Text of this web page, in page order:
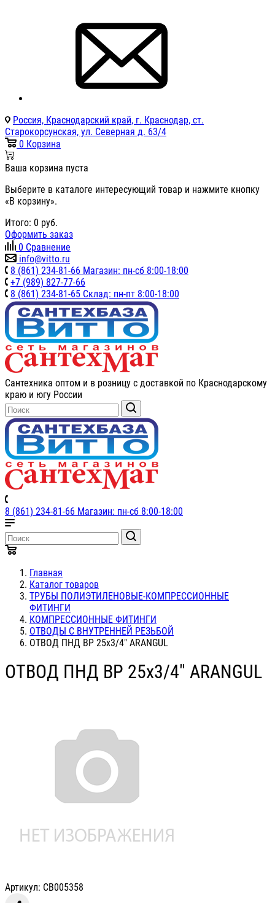
Россия, Краснодарский край, г. Краснодар, ст.
Старокорсунская, ул. Северная д. 63/4
0 Корзина
Ваша корзина пуста
Выберите в каталоге интересующий товар и нажмите кнопку
«В корзину».
Итого: 0 руб.
Оформить заказ
0 Сравнение
info@vitto.ru
8 (861) 234-81-66 Магазин: пн-сб 8:00-18:00
+7 (989) 827-77-66
8 (861) 234-81-65 Склад: пн-пт 8:00-18:00
Сантехника оптом и в розницу с доставкой по Краснодарскому
краю и югу России
8 (861) 234-81-66 Магазин: пн-сб 8:00-18:00
Главная
Каталог товаров
ТРУБЫ ПОЛИЭТИЛЕНОВЫЕ-КОМПРЕССИОННЫЕ
ФИТИНГИ
КОМПРЕССИОННЫЕ ФИТИНГИ
ОТВОДЫ С ВНУТРЕННЕЙ РЕЗЬБОЙ
ОТВОД ПНД ВР 25х3/4" ARANGUL
ОТВОД ПНД ВР 25х3/4" ARANGUL
Артикул: СВ005358